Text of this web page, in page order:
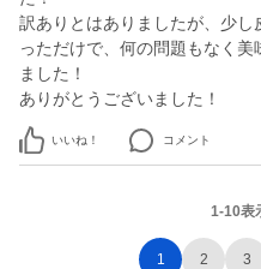
訳ありとはありましたが、少し
っただけで、何の問題もなく美
ました！
ありがとうございました！
いいね！ コメント
1-10表
1 2 3